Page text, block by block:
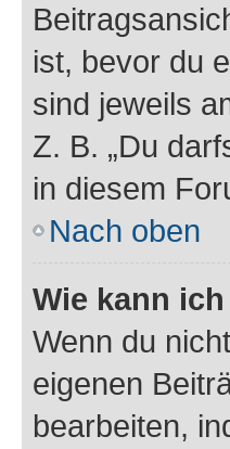
ist, bevor du
sind jeweils
Z. B. „Du
in diesem
Nach oben
Wie kann
Wenn du
eigenen
bearbeiten,